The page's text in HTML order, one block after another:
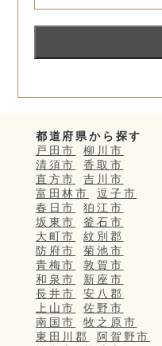
都道府県から探す
戸田市
柳川市
清須市
香取市
直方市
吉川市
富田林市
逗子市
春日市
狛江市
坂東市
釜石市
大町市
紋別郡
防府市
菊池市
青梅市
敦賀市
和泉市
新座市
長井市
安八郡
上山市
佐野市
南国市
牧之原市
東田川郡
阿賀野市